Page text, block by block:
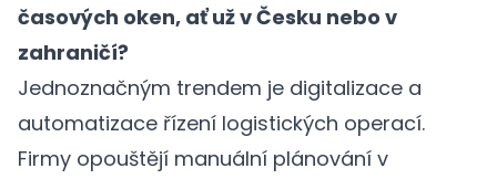
časových oken, ať už v Česku nebo v
zahraničí?
Jednoznačným trendem je digitalizace a
automatizace řízení logistických operací.
Firmy opouštějí manuální plánování v